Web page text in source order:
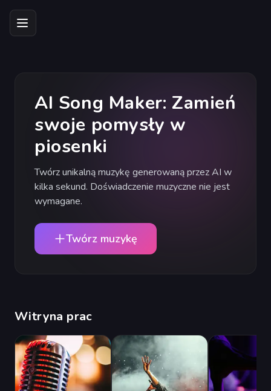
AI Song Maker: Zamień
swoje pomysły w
piosenki
Twórz unikalną muzykę generowaną przez AI w
kilka sekund. Doświadczenie muzyczne nie jest
wymagane.
Twórz muzykę
Witryna prac